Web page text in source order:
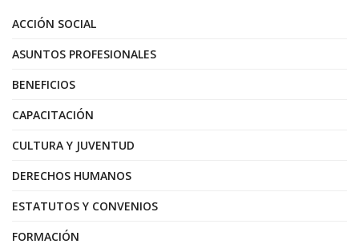
ACCIÓN SOCIAL
ASUNTOS PROFESIONALES
BENEFICIOS
CAPACITACIÓN
CULTURA Y JUVENTUD
DERECHOS HUMANOS
ESTATUTOS Y CONVENIOS
FORMACIÓN